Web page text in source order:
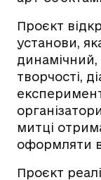
Проєкт
установи,
динамічний,
творчості,
митці
оформляти
Проєкт